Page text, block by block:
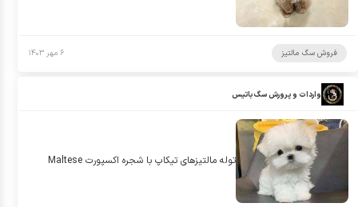
فروش سگ مالتیز ۶ مهر ۱۴۰۳
واردات و پرورش سگ باتیس
توله مالتيزهاى تيكاپ با شجره اكسپورت Maltese